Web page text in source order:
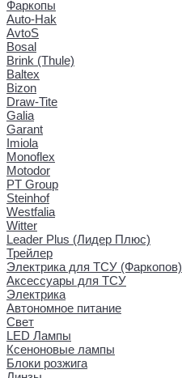
Фаркопы
Auto-Hak
AvtoS
Bosal
Brink (Thule)
Baltex
Bizon
Draw-Tite
Galia
Garant
Imiola
Monoflex
Motodor
PT Group
Steinhof
Westfalia
Witter
Leader Plus (Лидер Плюс)
Трейлер
Электрика для ТСУ (Фаркопов)
Аксессуары для ТСУ
Электрика
Автономное питание
Свет
LED Лампы
Ксеноновые лампы
Блоки розжига